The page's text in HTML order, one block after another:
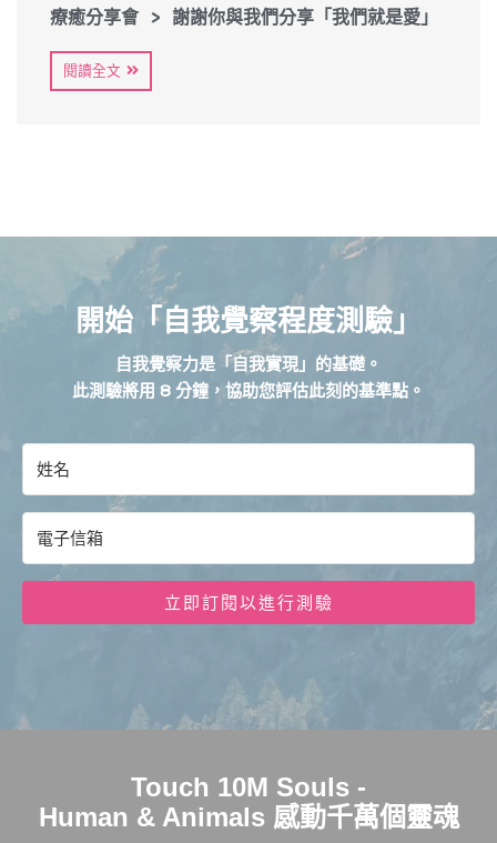
療癒分享會 > 謝謝你與我們分享「我們就是愛」
閱讀全文
開始「自我覺察程度測驗」
自我覺察力是「自我實現」的基礎。
此測驗將用 8 分鐘，協助您評估此刻的基準點。
立即訂閱以進行測驗
Touch 10M Souls -
Human & Animals 感動千萬個靈魂